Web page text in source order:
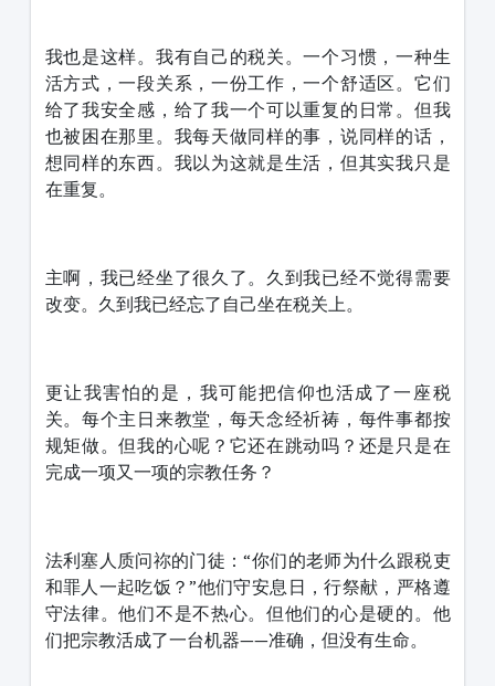
我也是这样。我有自己的税关。一个习惯，一种生
活方式，一段关系，一份工作，一个舒适区。它们
给了我安全感，给了我一个可以重复的日常。但我
也被困在那里。我每天做同样的事，说同样的话，
想同样的东西。我以为这就是生活，但其实我只是
在重复。
主啊，我已经坐了很久了。久到我已经不觉得需要
改变。久到我已经忘了自己坐在税关上。
更让我害怕的是，我可能把信仰也活成了一座税
关。每个主日来教堂，每天念经祈祷，每件事都按
规矩做。但我的心呢？它还在跳动吗？还是只是在
完成一项又一项的宗教任务？
法利塞人质问祢的门徒：“你们的老师为什么跟税吏
和罪人一起吃饭？”他们守安息日，行祭献，严格遵
守法律。他们不是不热心。但他们的心是硬的。他
们把宗教活成了一台机器——准确，但没有生命。